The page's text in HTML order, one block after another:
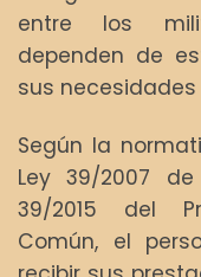
entre los
dependen de
sus
Según la
Ley 39/2007
39/2015 del
Común, el